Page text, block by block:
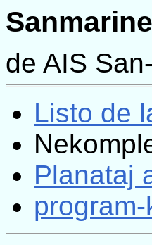
de AIS
Listo de
Planataj